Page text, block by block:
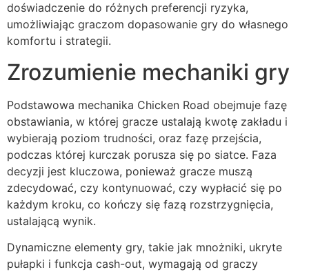
doświadczenie do różnych preferencji ryzyka,
umożliwiając graczom dopasowanie gry do własnego
komfortu i strategii.
Zrozumienie mechaniki gry
Podstawowa mechanika Chicken Road obejmuje fazę
obstawiania, w której gracze ustalają kwotę zakładu i
wybierają poziom trudności, oraz fazę przejścia,
podczas której kurczak porusza się po siatce. Faza
decyzji jest kluczowa, ponieważ gracze muszą
zdecydować, czy kontynuować, czy wypłacić się po
każdym kroku, co kończy się fazą rozstrzygnięcia,
ustalającą wynik.
Dynamiczne elementy gry, takie jak mnożniki, ukryte
pułapki i funkcja cash-out, wymagają od graczy